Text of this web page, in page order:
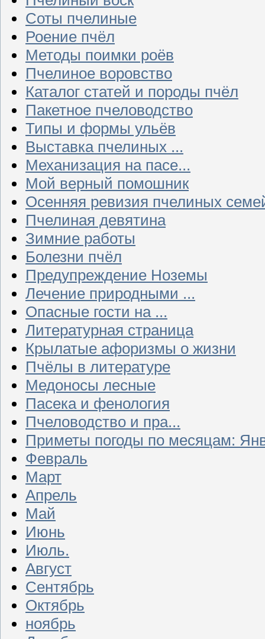
Соты пчелиные
Роение пчёл
Методы поимки роёв
Пчелиное воровство
Каталог статей и породы пчёл
Пакетное пчеловодство
Типы и формы ульёв
Выставка пчелиных ...
Механизация на пасе...
Мой верный помошник
Осенняя ревизия пчелиных
Пчелиная девятина
Зимние работы
Болезни пчёл
Предупреждение Ноземы
Лечение природными ...
Опасные гости на ...
Литературная страница
Крылатые афоризмы о жизни
Пчёлы в литературе
Медоносы лесные
Пасека и фенология
Пчеловодство и пра...
Приметы погоды по месяцам:
Февраль
Март
Апрель
Май
Июнь
Июль.
Август
Сентябрь
Октябрь
ноябрь